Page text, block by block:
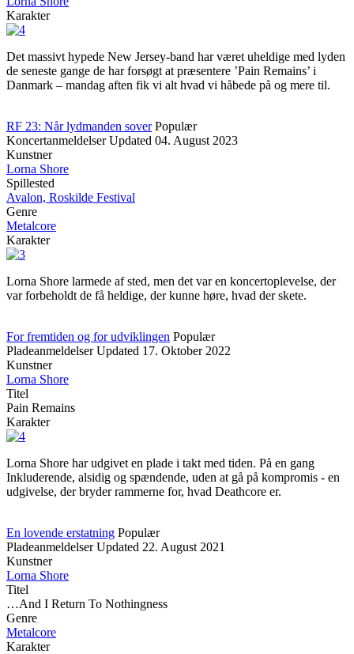
Karakter
Det massivt hypede New Jersey-band har været uheldige med lyden
de seneste gange de har forsøgt at præsentere ’Pain Remains’ i
Danmark – mandag aften fik vi alt hvad vi håbede på og mere til.
RF 23: Når lydmanden sover Populær
Koncertanmeldelser Updated 04. August 2023
Kunstner
Lorna Shore
Spillested
Avalon, Roskilde Festival
Genre
Metalcore
Karakter
Lorna Shore larmede af sted, men det var en koncertoplevelse, der
var forbeholdt de få heldige, der kunne høre, hvad der skete.
For fremtiden og for udviklingen Populær
Pladeanmeldelser Updated 17. Oktober 2022
Kunstner
Lorna Shore
Titel
Pain Remains
Karakter
Lorna Shore har udgivet en plade i takt med tiden. På en gang
Inkluderende, alsidig og spændende, uden at gå på kompromis - en
udgivelse, der bryder rammerne for, hvad Deathcore er.
En lovende erstatning Populær
Pladeanmeldelser Updated 22. August 2021
Kunstner
Lorna Shore
Titel
…And I Return To Nothingness
Genre
Metalcore
Karakter